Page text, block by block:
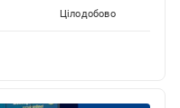
Цілодобово